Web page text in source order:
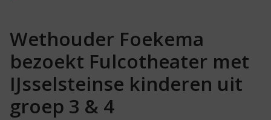
Wethouder Foekema
bezoekt Fulcotheater met
IJsselsteinse kinderen uit
groep 3 & 4